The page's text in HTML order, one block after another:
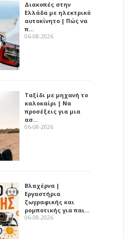
Διακοπές στην
Ελλάδα με ηλεκτρικό
αυτοκίνητο | Πώς να
π…
06-08-2026
Ταξίδι με μηχανή το
καλοκαίρι | Να
προσέξεις για μια
ασ…
06-08-2026
Βλαχέρνα |
Εργαστήρια
ζωγραφικής και
ρομποτικής για παι…
06-08-2026